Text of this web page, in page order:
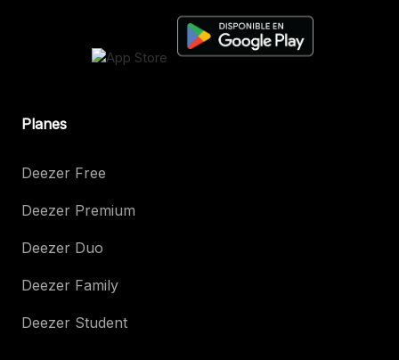
Planes
Deezer Free
Deezer Premium
Deezer Duo
Deezer Family
Deezer Student